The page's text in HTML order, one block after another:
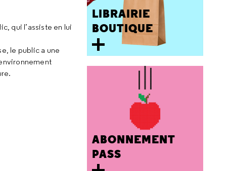
qui l’assiste en lui
le public a une
LIBRAIRIE
BOUTIQUE
ABONNEMENT
PASS